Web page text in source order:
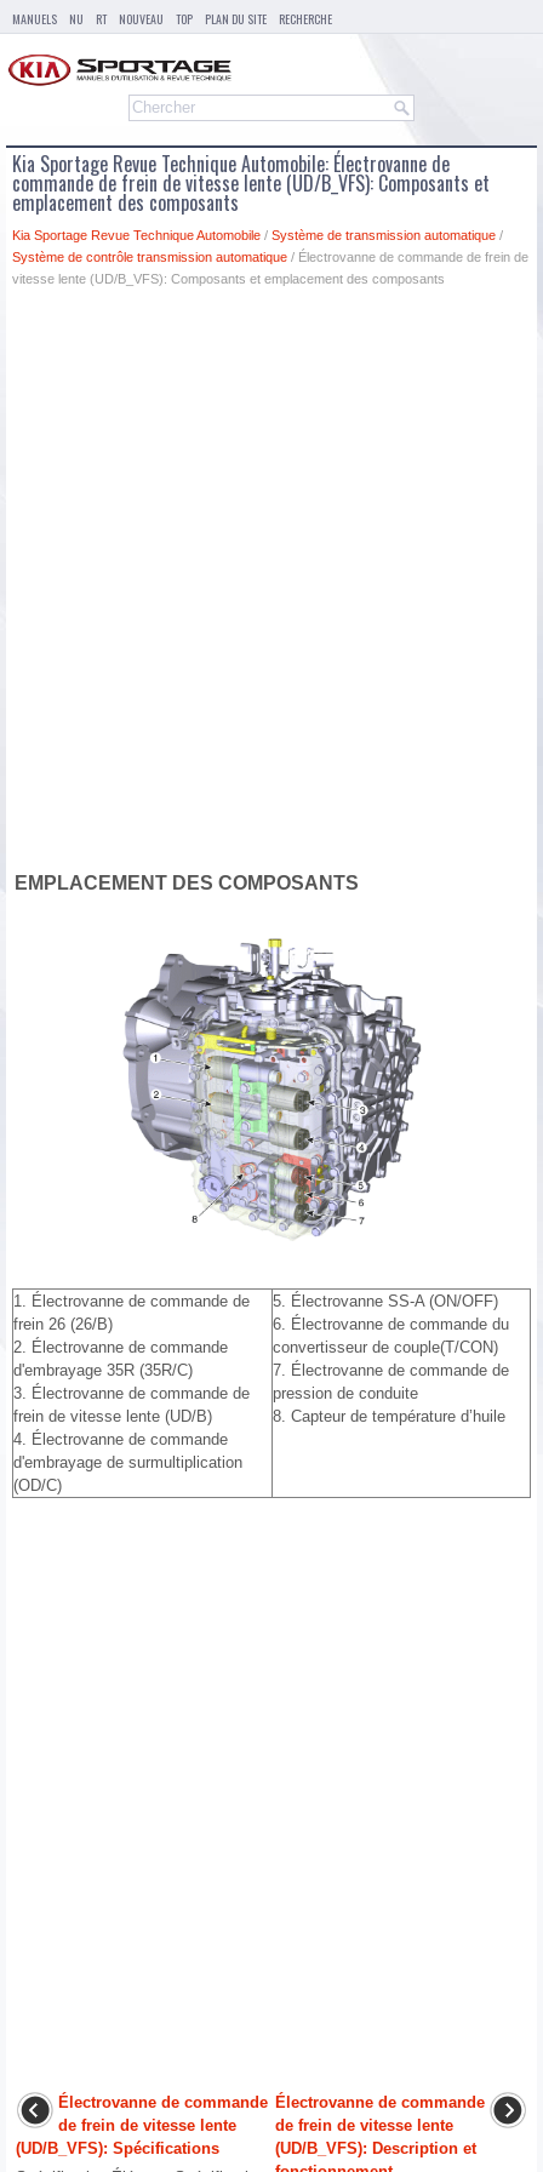
MANUELS NU RT NOUVEAU TOP PLAN DU SITE RECHERCHE
Kia Sportage Revue Technique Automobile: Électrovanne de
commande de frein de vitesse lente (UD/B_VFS): Composants et
emplacement des composants
Kia Sportage Revue Technique Automobile / Système de transmission automatique /
Système de contrôle transmission automatique / Électrovanne de commande de frein de
vitesse lente (UD/B_VFS): Composants et emplacement des composants
EMPLACEMENT DES COMPOSANTS
1. Électrovanne de commande de
frein 26 (26/B)
2. Électrovanne de commande
d'embrayage 35R (35R/C)
3. Électrovanne de commande de
frein de vitesse lente (UD/B)
4. Électrovanne de commande
d'embrayage de surmultiplication
(OD/C)
5. Électrovanne SS-A (ON/OFF)
6. Électrovanne de commande du
convertisseur de couple(T/CON)
7. Électrovanne de commande de
pression de conduite
8. Capteur de température d’huile
Électrovanne de commande
de frein de vitesse lente
(UD/B_VFS): Spécifications
Électrovanne de commande
de frein de vitesse lente
(UD/B_VFS): Description et